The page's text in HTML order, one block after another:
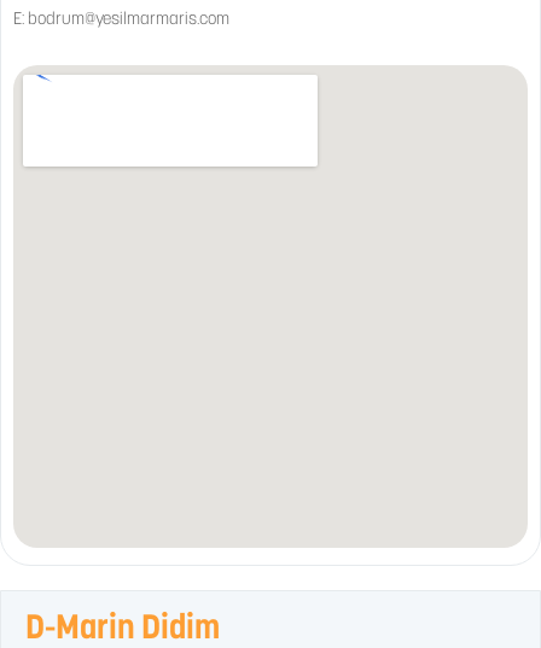
E: bodrum@yesilmarmaris.com
D-Marin Didim